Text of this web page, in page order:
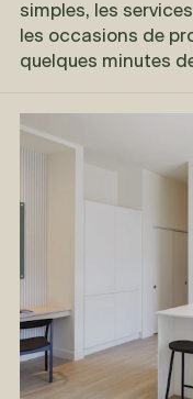
simples, les
les occasions de
quelques minutes